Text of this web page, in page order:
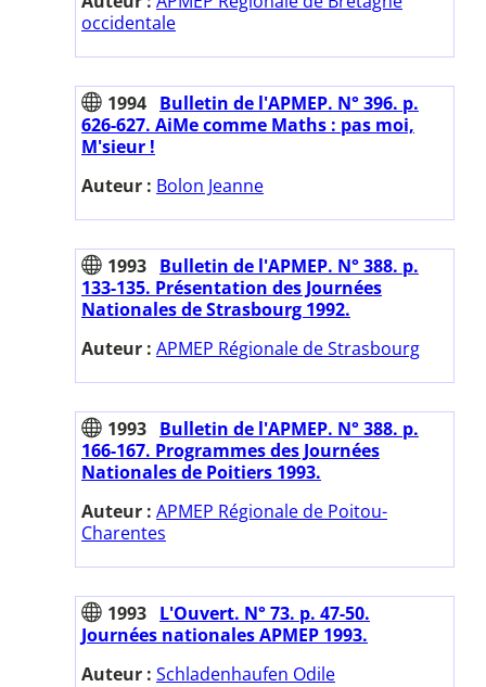
occidentale
1994 Bulletin de l'APMEP. N° 396. p.
626-627. AiMe comme Maths : pas moi,
M'sieur !
Auteur : Bolon Jeanne
1993 Bulletin de l'APMEP. N° 388. p.
133-135. Présentation des Journées
Nationales de Strasbourg 1992.
Auteur : APMEP Régionale de Strasbourg
1993 Bulletin de l'APMEP. N° 388. p.
166-167. Programmes des Journées
Nationales de Poitiers 1993.
Auteur : APMEP Régionale de Poitou-
Charentes
1993 L'Ouvert. N° 73. p. 47-50.
Journées nationales APMEP 1993.
Auteur : Schladenhaufen Odile